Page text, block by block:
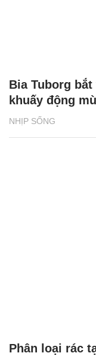
NHỊP SỐNG
Bia Tuborg
khuấy động
Phân loại rác